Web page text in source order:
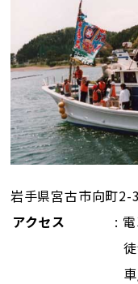
岩手県宮古市向町2-
アクセス
: